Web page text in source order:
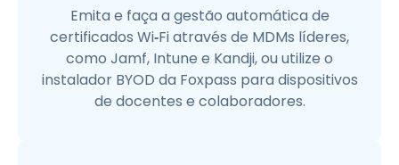
Emita e faça a gestão automática de
certificados Wi‑Fi através de MDMs líderes,
como Jamf, Intune e Kandji, ou utilize o
instalador BYOD da Foxpass para dispositivos
de docentes e colaboradores.